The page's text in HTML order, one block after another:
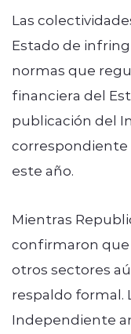
Las
Estado de
normas que
financiera del
publicación del
este año.
Mientras
confirmaron
otros sectores
respaldo formal.
Independiente